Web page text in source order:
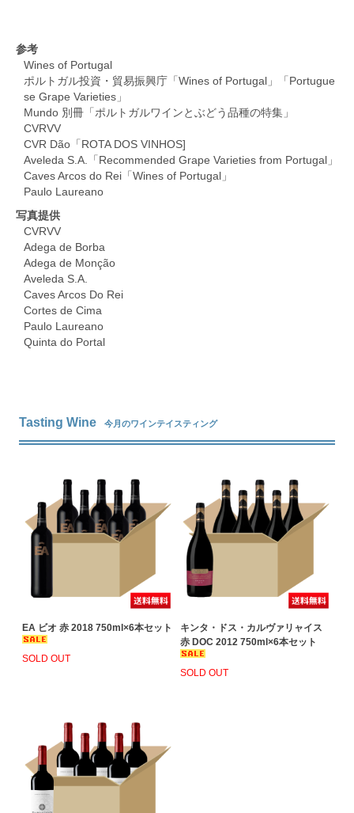
参考
Wines of Portugal
ポルトガル投資・貿易振興庁「Wines of Portugal」「Portugue
se Grape Varieties」
Mundo 別冊「ポルトガルワインとぶどう品種の特集」
CVRVV
CVR Dão「ROTA DOS VINHOS]
Aveleda S.A.「Recommended Grape Varieties from Portugal」
Caves Arcos do Rei「Wines of Portugal」
Paulo Laureano
写真提供
CVRVV
Adega de Borba
Adega de Monção
Aveleda S.A.
Caves Arcos Do Rei
Cortes de Cima
Paulo Laureano
Quinta do Portal
Tasting Wine 今月のワインテイスティング
EA ビオ 赤 2018 750ml×6本セット
SOLD OUT
キンタ・ドス・カルヴァリャイス
赤 DOC 2012 750ml×6本セット
SOLD OUT